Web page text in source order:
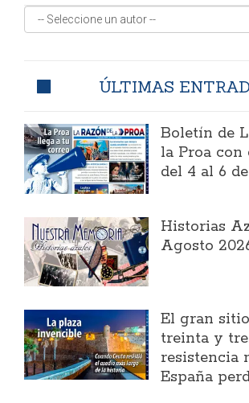
ÚLTIMAS
Boletín de
la Proa con
del 4 al 6
Historias
Agosto
El gran
treinta y
resistencia
España